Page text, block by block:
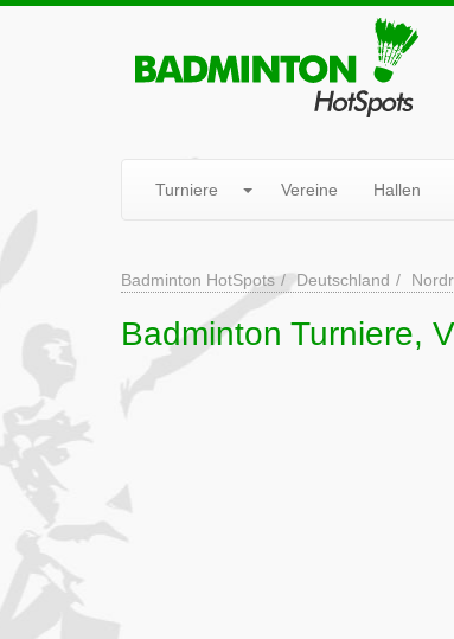
Turniere Vereine Hallen
Badminton HotSpots Deutschland
Badminton Turniere,